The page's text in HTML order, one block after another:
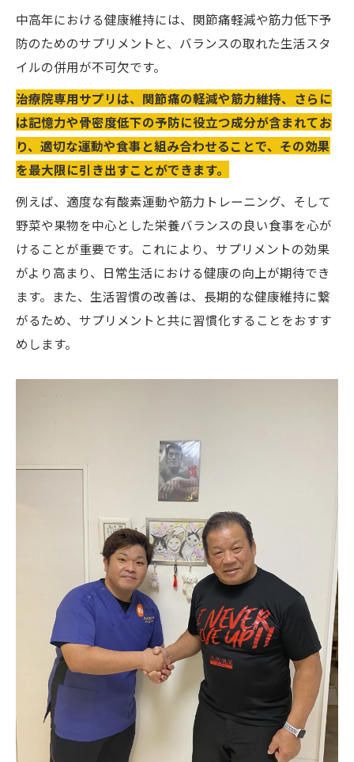
中高年における健康維持には、関節痛軽減や筋力低下予
防のためのサプリメントと、バランスの取れた生活スタ
イルの併用が不可欠です。
治療院専用サプリは、関節痛の軽減や筋力維持、さらに
は記憶力や骨密度低下の予防に役立つ成分が含まれてお
り、適切な運動や食事と組み合わせることで、その効果
を最大限に引き出すことができます。
例えば、適度な有酸素運動や筋力トレーニング、そして
野菜や果物を中心とした栄養バランスの良い食事を心が
けることが重要です。これにより、サプリメントの効果
がより高まり、日常生活における健康の向上が期待でき
ます。また、生活習慣の改善は、長期的な健康維持に繋
がるため、サプリメントと共に習慣化することをおすす
めします。